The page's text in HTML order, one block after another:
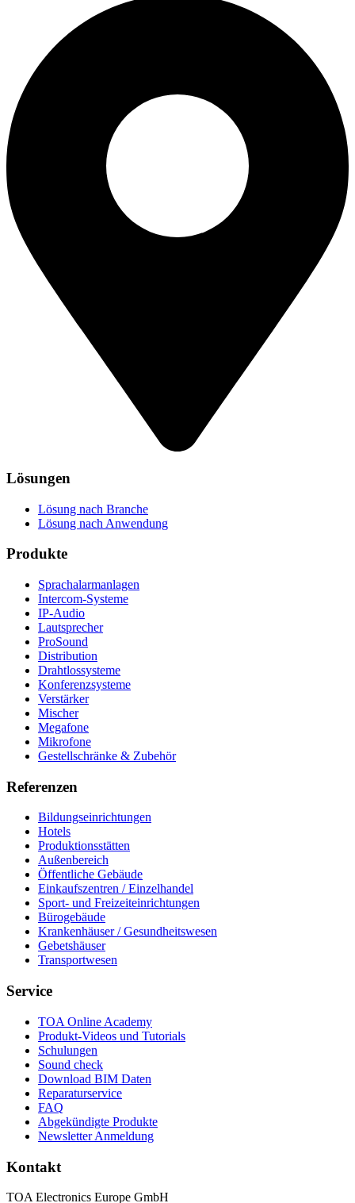
Lösungen
Lösung nach Branche
Lösung nach Anwendung
Produkte
Sprachalarmanlagen
Intercom-Systeme
IP-Audio
Lautsprecher
ProSound
Distribution
Drahtlossysteme
Konferenzsysteme
Verstärker
Mischer
Megafone
Mikrofone
Gestellschränke & Zubehör
Referenzen
Bildungseinrichtungen
Hotels
Produktionsstätten
Außenbereich
Öffentliche Gebäude
Einkaufszentren / Einzelhandel
Sport- und Freizeiteinrichtungen
Bürogebäude
Krankenhäuser / Gesundheitswesen
Gebetshäuser
Transportwesen
Service
TOA Online Academy
Produkt-Videos und Tutorials
Schulungen
Sound check
Download BIM Daten
Reparaturservice
FAQ
Abgekündigte Produkte
Newsletter Anmeldung
Kontakt
TOA Electronics Europe GmbH